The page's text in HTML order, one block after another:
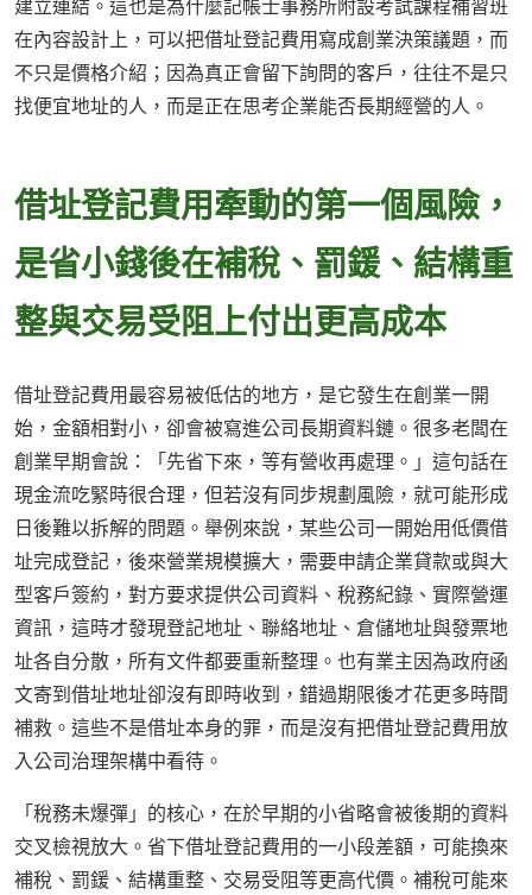
建立連結。這也是為什麼記帳士事務所附設考試課程補習班
在內容設計上，可以把借址登記費用寫成創業決策議題，而
不只是價格介紹；因為真正會留下詢問的客戶，往往不是只
找便宜地址的人，而是正在思考企業能否長期經營的人。
借址登記費用牽動的第一個風險，
是省小錢後在補稅、罰鍰、結構重
整與交易受阻上付出更高成本
借址登記費用最容易被低估的地方，是它發生在創業一開
始，金額相對小，卻會被寫進公司長期資料鏈。很多老闆在
創業早期會說：「先省下來，等有營收再處理。」這句話在
現金流吃緊時很合理，但若沒有同步規劃風險，就可能形成
日後難以拆解的問題。舉例來說，某些公司一開始用低價借
址完成登記，後來營業規模擴大，需要申請企業貸款或與大
型客戶簽約，對方要求提供公司資料、稅務紀錄、實際營運
資訊，這時才發現登記地址、聯絡地址、倉儲地址與發票地
址各自分散，所有文件都要重新整理。也有業主因為政府函
文寄到借址地址卻沒有即時收到，錯過期限後才花更多時間
補救。這些不是借址本身的罪，而是沒有把借址登記費用放
入公司治理架構中看待。
「稅務未爆彈」的核心，在於早期的小省略會被後期的資料
交叉檢視放大。省下借址登記費用的一小段差額，可能換來
補稅、罰鍰、結構重整、交易受阻等更高代價。補稅可能來